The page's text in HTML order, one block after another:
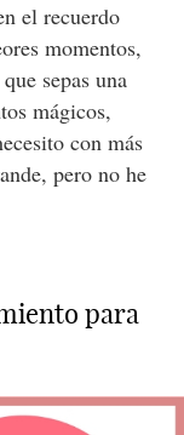
el recuerdo
momentos,
sepas una
mágicos,
con más
pero no he
para